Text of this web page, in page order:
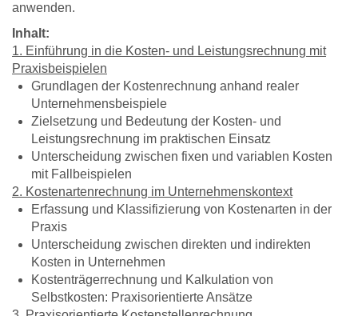
anwenden.
Inhalt:
1. Einführung in die Kosten- und Leistungsrechnung mit
Praxisbeispielen
Grundlagen der Kostenrechnung anhand realer
Unternehmensbeispiele
Zielsetzung und Bedeutung der Kosten- und
Leistungsrechnung im praktischen Einsatz
Unterscheidung zwischen fixen und variablen Kosten
mit Fallbeispielen
2. Kostenartenrechnung im Unternehmenskontext
Erfassung und Klassifizierung von Kostenarten in der
Praxis
Unterscheidung zwischen direkten und indirekten
Kosten in Unternehmen
Kostenträgerrechnung und Kalkulation von
Selbstkosten: Praxisorientierte Ansätze